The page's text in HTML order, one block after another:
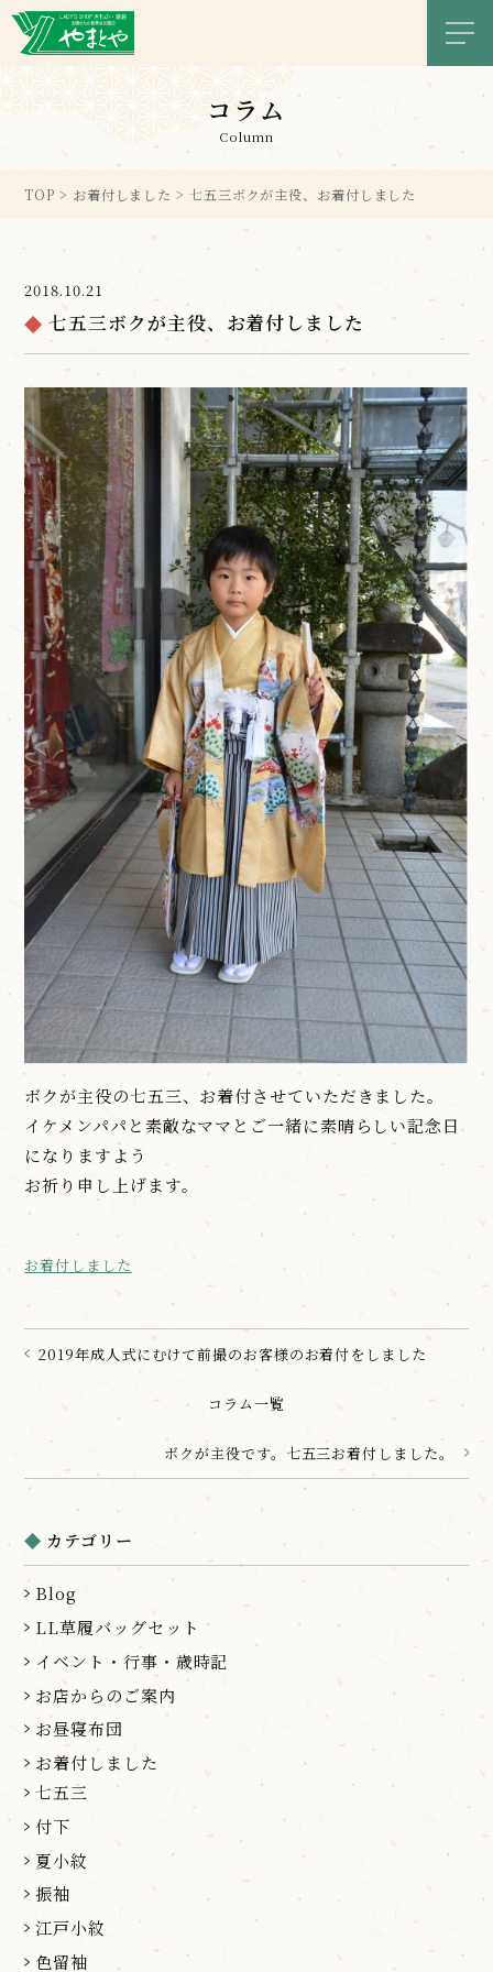
メ
コラム
Column
TOP > お着付しました > 七五三ボクが主役、お着付しました
2018.10.21
七五三ボクが主役、お着付しました
ボクが主役の七五三、お着付させていただきました。
イケメンパパと素敵なママとご一緒に素晴らしい記念日
になりますよう
お祈り申し上げます。
お着付しました
2019年成人式にむけて前撮のお客様のお着付をしました
コラム一覧
ボクが主役です。七五三お着付しました。
カテゴリー
Blog
LL草履バッグセット
イベント・行事・歳時記
お店からのご案内
お昼寝布団
お着付しました
七五三
付下
夏小紋
振袖
江戸小紋
色留袖